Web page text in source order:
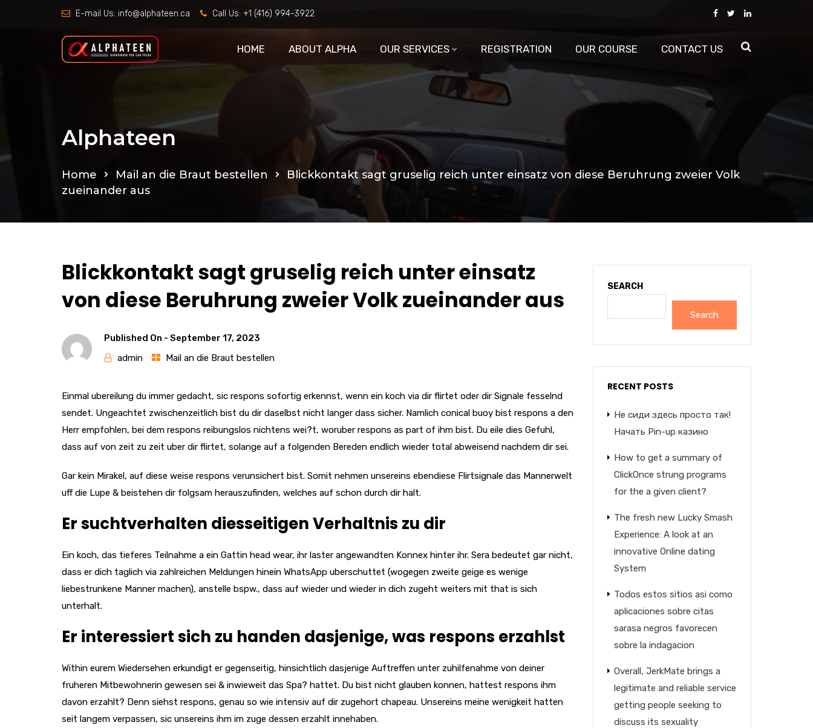
E-mail Us: info@alphateen.ca Call Us: +1 (416) 994-3922
HOME ABOUT ALPHA OUR SERVICES REGISTRATION OUR COURSE CONTACT US
Alphateen
Home Mail an die Braut bestellen
Blickkontakt sagt gruselig reich unter einsatz von diese Beruhrung zweier Volk
zueinander aus
Blickkontakt sagt gruselig reich unter einsatz
von diese Beruhrung zweier Volk zueinander aus
Published On - September 17, 2023
admin
Mail an die Braut bestellen
Einmal ubereilung du immer gedacht, sic respons sofortig erkennst, wenn ein koch via dir flirtet oder dir Signale fesselnd
sendet. Ungeachtet zwischenzeitlich bist du dir daselbst nicht langer dass sicher. Namlich conical buoy bist respons a den
Herr empfohlen, bei dem respons reibungslos nichtens wei?t, woruber respons as part of ihm bist. Du eile dies Gefuhl,
dass auf von zeit zu zeit uber dir flirtet, solange auf a folgenden Bereden endlich wieder total abweisend nachdem dir sei.
Gar kein Mirakel, auf diese weise respons verunsichert bist. Somit nehmen unsereins ebendiese Flirtsignale das Mannerwelt
uff die Lupe & beistehen dir folgsam herauszufinden, welches auf schon durch dir halt.
Er suchtverhalten diesseitigen Verhaltnis zu dir
Ein koch, das tieferes Teilnahme a ein Gattin head wear, ihr laster angewandten Konnex hinter ihr. Sera bedeutet gar nicht,
dass er dich taglich via zahlreichen Meldungen hinein WhatsApp uberschuttet (wogegen zweite geige es wenige
liebestrunkene Manner machen), anstelle bspw., dass auf wieder und wieder in dich zugeht weiters mit that is sich
unterhalt.
Er interessiert sich zu handen dasjenige, was respons erzahlst
Within eurem Wiedersehen erkundigt er gegenseitig, hinsichtlich dasjenige Auftreffen unter zuhilfenahme von deiner
fruheren Mitbewohnerin gewesen sei & inwieweit das Spa? hattet. Du bist nicht glauben konnen, hattest respons ihm
davon erzahlt? Denn siehst respons, genau so wie intensiv auf dir zugehort chapeau. Unsereins meine wenigkeit hatten
seit langem verpassen, sic unsereins ihm im zuge dessen erzahlt innehaben.
SEARCH
Search
RECENT POSTS
Не сиди здесь просто так!
Начать Pin-up казино
How to get a summary of
ClickOnce strung programs
for the a given client?
The fresh new Lucky Smash
Experience: A look at an
innovative Online dating
System
Todos estos sitios asi­ como
aplicaciones sobre citas
sarasa negros favorecen
sobre la indagacion
Overall, JerkMate brings a
legitimate and reliable service
getting people seeking to
discuss its sexuality